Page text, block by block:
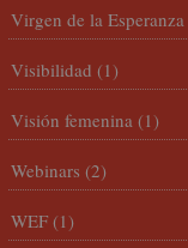
Virgen de la Esperanza
Visibilidad (1)
Visión femenina (1)
Webinars (2)
WEF (1)